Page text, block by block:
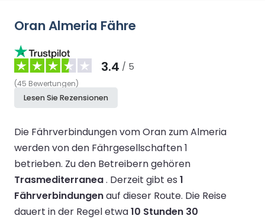
Oran Almeria Fähre
3.4 / 5
(45 Bewertungen)
Lesen Sie Rezensionen
Die Fährverbindungen vom Oran zum Almeria
werden von den Fährgesellschaften 1
betrieben. Zu den Betreibern gehören
Trasmediterranea. Derzeit gibt es 1
Fährverbindungenauf dieser Route. Die Reise
dauert in der Regel etwa10 Stunden 30